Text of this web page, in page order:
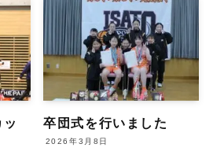
卒団式を行いました
2026年3月8日